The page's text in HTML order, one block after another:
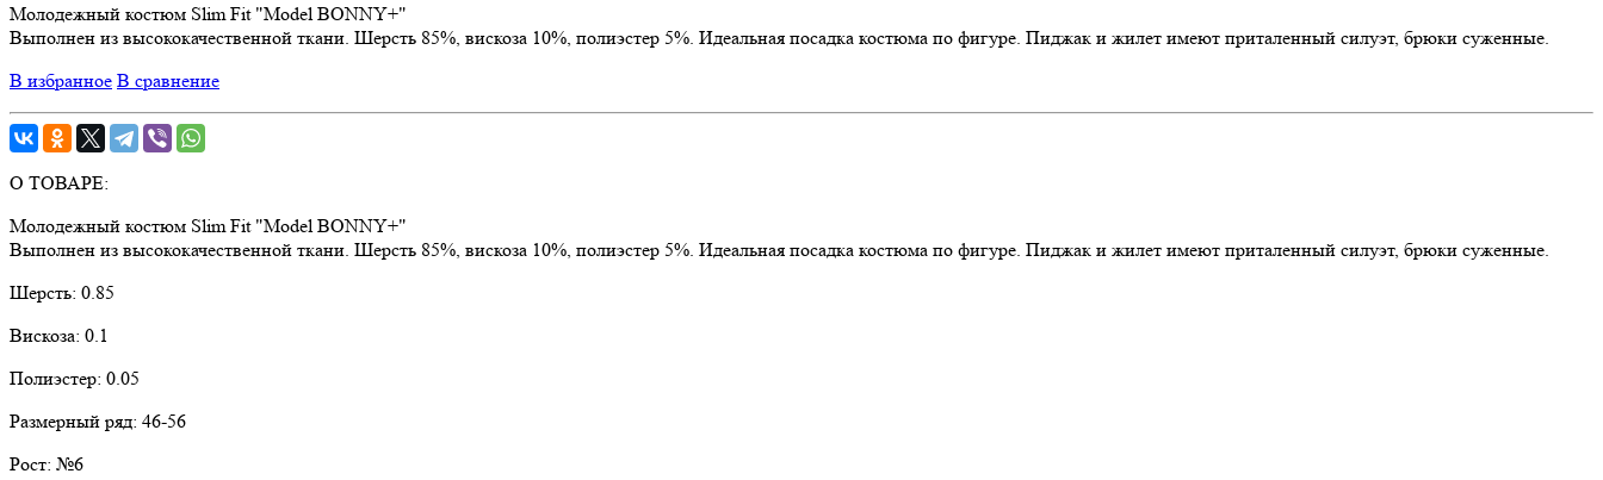
Молодежный костюм Slim Fit "Model BONNY+"
Выполнен из высококачественной ткани. Шерсть 85%, вискоза 10%, полиэстер 5%. Идеальная посадка костюма по фигуре. Пиджак и жилет имеют приталенный силуэт, брюки суженные.
В избранное В сравнение
О ТОВАРЕ:
Молодежный костюм Slim Fit "Model BONNY+"
Выполнен из высококачественной ткани. Шерсть 85%, вискоза 10%, полиэстер 5%. Идеальная посадка костюма по фигуре. Пиджак и жилет имеют приталенный силуэт, брюки суженные.
Шерсть: 0.85
Вискоза: 0.1
Полиэстер: 0.05
Размерный ряд: 46-56
Рост: №6